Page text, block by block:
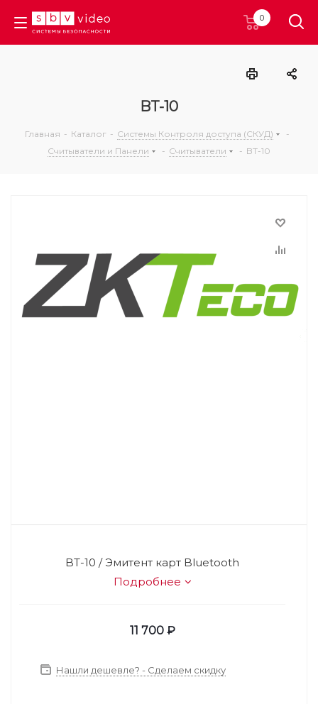
0
BT-10
Главная - Каталог - Системы Контроля доступа (СКУД)
-
Считыватели и Панели
- Считыватели - BT-10
BT-10 / Эмитент карт Bluetooth
Подробнее
11 700₽
Нашли дешевле? - Сделаем скидку